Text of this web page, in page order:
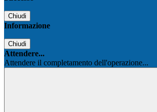
Chiudi
Informazione
Chiudi
Attendere...
Attendere il completamento dell'operazione...